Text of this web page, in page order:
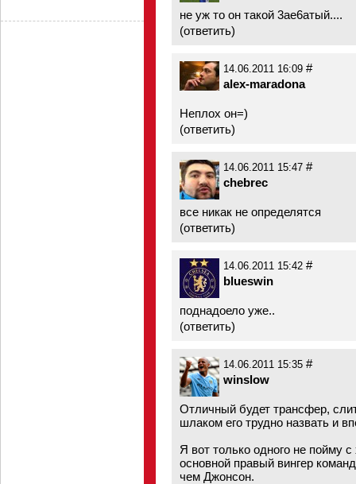
не уж то он такой 3ае6атый....
(ответить)
14.06.2011 16:09 #
alex-maradona
Неплох он=)
(ответить)
14.06.2011 15:47 #
chebrec
все никак не определятся
(ответить)
14.06.2011 15:42 #
blueswin
поднадоело уже..
(ответить)
14.06.2011 15:35 #
winslow
Отличный будет трансфер,
шлаком его трудно назвать и
Я вот только одного не пойму
основной правый вингер
чем Джонсон.